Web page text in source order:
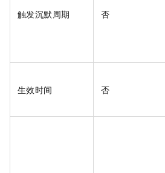
触发沉默周期 否
生效时间 否